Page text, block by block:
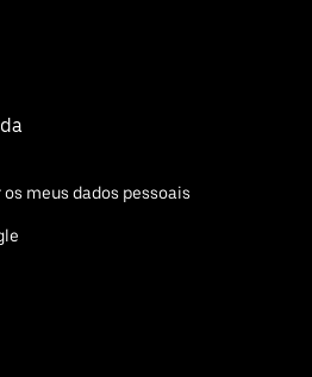
meus dados pessoais